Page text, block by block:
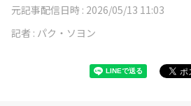
元記事配信日時 : 2026/05/13 11:03
記者 : パク・ソヨン